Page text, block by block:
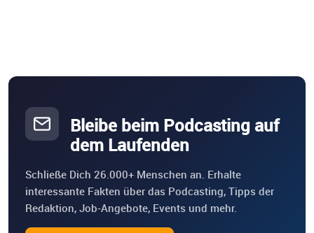
Bleibe beim Podcasting auf
dem Laufenden
Schließe Dich 26.000+ Menschen an. Erhalte
interessante Fakten über das Podcasting, Tipps der
Redaktion, Job-Angebote, Events und mehr.